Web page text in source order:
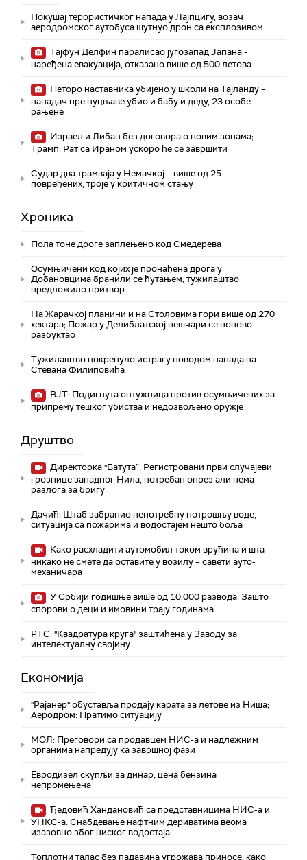
Покушај терористичког напада у Лајпцигу, возач
аеродромског аутобуса шутнуо дрон са експлозивом
Тајфун Делфин паралисао југозапад Јапана -
наређена евакуација, отказано више од 500 летова
Петоро наставника убијено у школи на Тајланду –
нападач пре пуцњаве убио и бабу и деду, 23 особе
рањене
Израел и Либан без договора о новим зонама;
Трамп: Рат са Ираном ускоро ће се завршити
Судар два трамваја у Немачкој – више од 25
повређених, троје у критичном стању
Хроника
Пола тоне дроге заплењено код Смедерева
Осумњичени код којих је пронађена дрога у
Добановцима бранили се ћутањем, тужилаштво
предложило притвор
На Жарачкој планини и на Столовима гори више од 270
хектара; Пожар у Делиблатској пешчари се поново
разбуктао
Тужилаштво покренуло истрагу поводом напада на
Стевана Филиповића
ВЈТ: Подигнута оптужница против осумњичених за
припрему тешког убиства и недозвољено оружје
Друштво
Директорка "Батута”: Регистровани први случајеви
грознице западног Нила, потребан опрез али нема
разлога за бригу
Дачић: Штаб забранио непотребну потрошњу воде,
ситуација са пожарима и водостајем нешто боља
Како расхладити аутомобил током врућина и шта
никако не смете да оставите у возилу – савети ауто-
механичара
У Србији годишње више од 10.000 развода: Зашто
спорови о деци и имовини трају годинама
РТС: "Квадратура круга" заштићена у Заводу за
интелектуалну својину
Економија
"Рајанер" обуставља продају карата за летове из Ниша;
Аеродром: Пратимо ситуацију
МОЛ: Преговори са продавцем НИС-а и надлежним
органима напредују ка завршној фази
Евродизел скупљи за динар, цена бензина
непромењена
Ђедовић Хандановић са представницима НИС-а и
УНКС-а: Снабдевање нафтним дериватима веома
изазовно због ниског водостаја
Топлотни талас без падавина угрожава приносе, како